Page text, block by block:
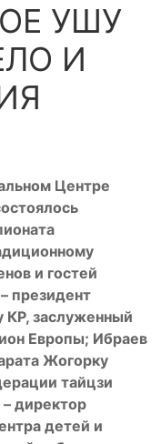
УШУ
И
Центре
и гостей
президент
заслуженный
Европы; Ибраев
Жогорку
тайцзи
директор
детей и